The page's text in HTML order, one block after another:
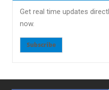
Get real time updates
now.
Subscribe